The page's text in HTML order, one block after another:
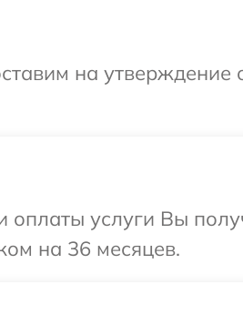
на утверждение
оплаты услуги Вы
на 36 месяцев.